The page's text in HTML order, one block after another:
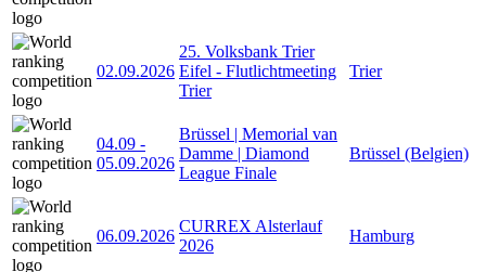
02.09.2026
25. Volksbank Trier
Eifel - Flutlichtmeeting
Trier
Trier
04.09 -
05.09.2026
Brüssel | Memorial van
Damme | Diamond
League Finale
Brüssel (Belgien)
06.09.2026
CURREX Alsterlauf
2026
Hamburg